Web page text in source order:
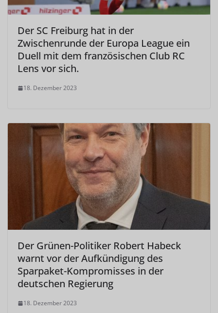
Der SC Freiburg hat in der
Zwischenrunde der Europa League ein
Duell mit dem französischen Club RC
Lens vor sich.
18. Dezember 2023
Der Grünen-Politiker Robert Habeck
warnt vor der Aufkündigung des
Sparpaket-Kompromisses in der
deutschen Regierung
18. Dezember 2023